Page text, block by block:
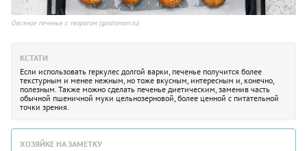
Овсяное печенье с творогом (gastronom.ru)
КСТАТИ
Если использовать геркулес долгой варки, печенье получится более
текстурным и менее нежным, но тоже вкусным, интересным и, конечно,
полезным. Также можно сделать печенье диетическим, заменив часть
обычной пшеничной муки цельнозерновой, более ценной с питательной
точки зрения.
ХОЗЯЙКЕ НА ЗАМЕТКУ